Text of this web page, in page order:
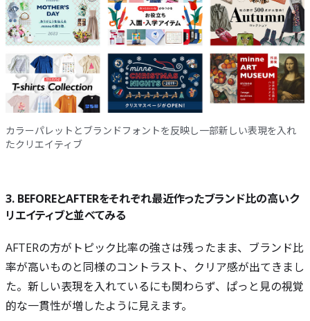
カラーパレットとブランドフォントを反映し一部新しい表現を入れ
たクリエイティブ
3. BEFOREとAFTERをそれぞれ最近作ったブランド比の高いク
リエイティブと並べてみる
AFTERの方がトピック比率の強さは残ったまま、ブランド比
率が高いものと同様のコントラスト、クリア感が出てきまし
た。新しい表現を入れているにも関わらず、ぱっと見の視覚
的な一貫性が増したように見えます。